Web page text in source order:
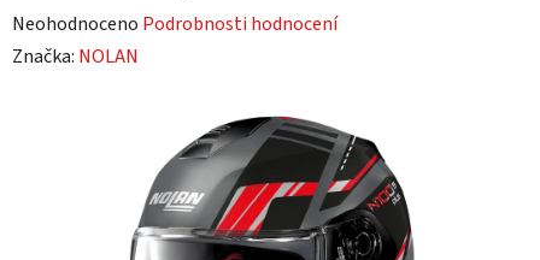
Průměrné
hodnocení
Neohodnoceno Podrobnosti hodnocení
Značka: NOLAN